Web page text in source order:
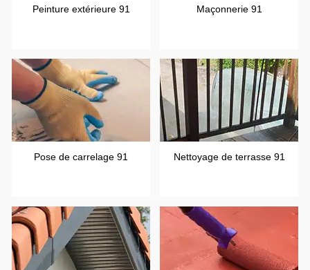
Peinture extérieure 91 Maçonnerie 91
Pose de carrelage 91 Nettoyage de terrasse 91